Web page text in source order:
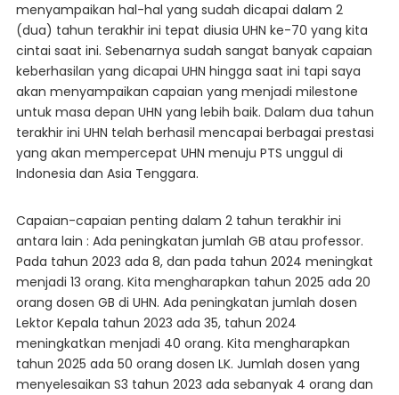
menyampaikan hal-hal yang sudah dicapai dalam 2
(dua) tahun terakhir ini tepat diusia UHN ke-70 yang kita
cintai saat ini. Sebenarnya sudah sangat banyak capaian
keberhasilan yang dicapai UHN hingga saat ini tapi saya
akan menyampaikan capaian yang menjadi milestone
untuk masa depan UHN yang lebih baik. Dalam dua tahun
terakhir ini UHN telah berhasil mencapai berbagai prestasi
yang akan mempercepat UHN menuju PTS unggul di
Indonesia dan Asia Tenggara.
Capaian-capaian penting dalam 2 tahun terakhir ini
antara lain : Ada peningkatan jumlah GB atau professor.
Pada tahun 2023 ada 8, dan pada tahun 2024 meningkat
menjadi 13 orang. Kita mengharapkan tahun 2025 ada 20
orang dosen GB di UHN. Ada peningkatan jumlah dosen
Lektor Kepala tahun 2023 ada 35, tahun 2024
meningkatkan menjadi 40 orang. Kita mengharapkan
tahun 2025 ada 50 orang dosen LK. Jumlah dosen yang
menyelesaikan S3 tahun 2023 ada sebanyak 4 orang dan